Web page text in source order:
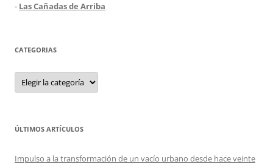
- Las Cañadas de Arriba
CATEGORIAS
Categorias
ÚLTIMOS ARTÍCULOS
Impulso a la transformación de un vacío urbano desde hace veinte